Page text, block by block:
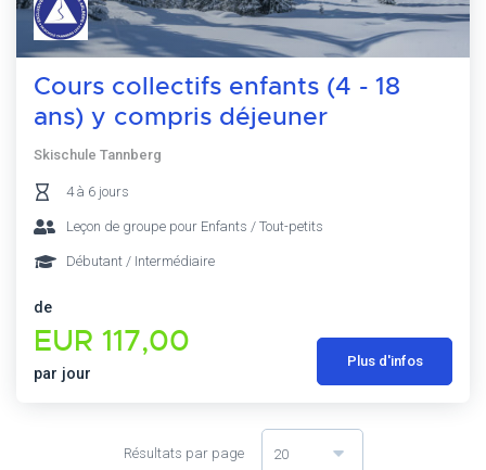
Cours collectifs enfants (4 - 18
ans) y compris déjeuner
Skischule Tannberg
4 à 6 jours
Leçon de groupe pour Enfants / Tout-petits
Débutant / Intermédiaire
de
EUR 117,00
par jour
Plus d'infos
Résultats par page 20